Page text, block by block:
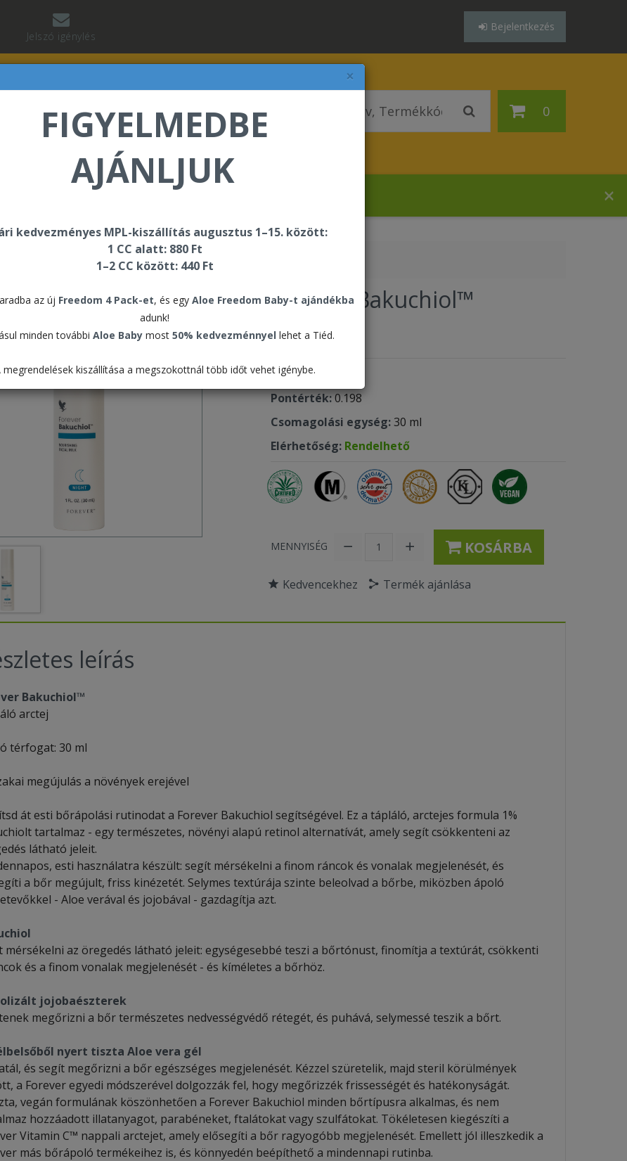
×
FIGYELMEDBE
AJÁNLJUK
kedvezményes MPL-kiszállítás augusztus 1–15. között:
1 CC alatt: 880 Ft
1–2 CC között: 440 Ft
az új Freedom 4 Pack-et, és egy Aloe Freedom Baby-t ajándékba
adunk!
minden további Aloe Babymost 50% kedvezménnyel lehet a Tiéd.
megrendelések kiszállítása a megszokottnál több időt vehet igénybe.
Jelszó igénylés
Bejelentkezés
0
Forever Bakuchiol™
Forever Bakuchiol™
23.988 Ft
Termék kód:
Pontérték:0.198
Csomagolási egység:30 ml
Elérhetőség: Rendelhető
MENNYISÉG KOSÁRBA
Kedvencekhez Termék ajánlása
leírás
Bakuchiol™
arctej
térfogat: 30 ml
megújulás a növények erejével
át esti bőrápolási rutinodat a Forever Bakuchiol segítségével. Ez a tápláló, arctejes formula 1%
tartalmaz - egy természetes, növényi alapú retinol alternatívát, amely segít csökkenteni az
látható jeleit.
esti használatra készült: segít mérsékelni a finom ráncok és vonalak megjelenését, és
a bőr megújult, friss kinézetét. Selymes textúrája szinte beleolvad a bőrbe, miközben ápoló
- Aloe verával és jojobával - gazdagítja azt.
mérsékelni az öregedés látható jeleit: egységesebbé teszi a bőrtónust, finomítja a textúrát, csökkenti
és a finom vonalak megjelenését - és kíméletes a bőrhöz.
jojobaészterek
megőrizni a bőr természetes nedvességvédő rétegét, és puhává, selymessé teszik a bőrt.
nyert tiszta Aloe vera gél
és segít megőrizni a bőr egészséges megjelenését. Kézzel szüretelik, majd steril körülmények
a Forever egyedi módszerével dolgozzák fel, hogy megőrizzék frissességét és hatékonyságát.
vegán formulának köszönhetően a Forever Bakuchiol minden bőrtípusra alkalmas, és nem
hozzáadott illatanyagot, parabéneket, ftalátokat vagy szulfátokat. Tökéletesen kiegészíti a
Vitamin C™ nappali arctejet, amely elősegíti a bőr ragyogóbb megjelenését. Emellett jól illeszkedik a
más bőrápoló termékeihez is, és könnyedén beépíthető a mindennapi rutinba.